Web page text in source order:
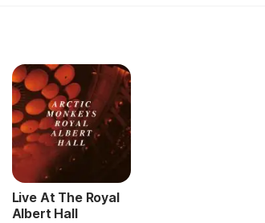
Live At The Royal
Albert Hall